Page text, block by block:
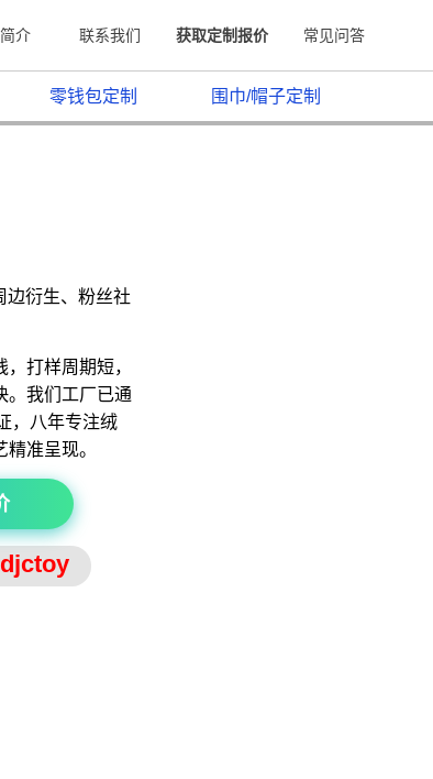
介 联系我们 获取定制报价 常见问答
零钱包定制 围巾/帽子定制
边衍生、粉丝社
打样周期短，
。我们工厂已通
，八年专注绒
准呈现。